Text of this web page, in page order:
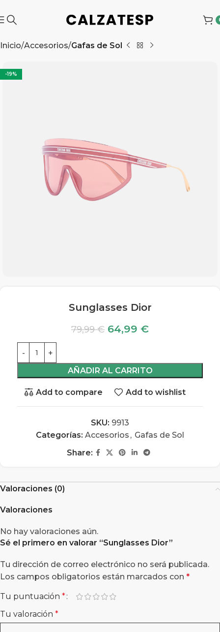
Inicio Accesorios Gafas de Sol
-19%
Sunglasses Dior
79,99€ 64,99 €
AÑADIR AL CARRITO
Add to compare Add to wishlist
SKU: 9913
Categorías: Accesorios , Gafas de Sol
Share:
Valoraciones (0)
Valoraciones
No hay valoraciones aún.
Sé el primero en valorar “Sunglasses Dior”
Tu dirección de correo electrónico no será publicada.
Los campos obligatorios están marcados con *
Tu puntuación *
Tu valoración *